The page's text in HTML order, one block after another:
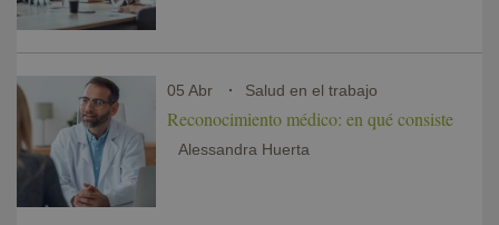
05 Abr Salud en el trabajo
Reconocimiento médico: en qué consiste
Alessandra Huerta